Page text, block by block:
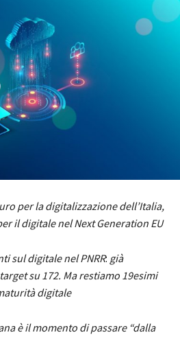
per la digitalizzazione dell’Italia,
il digitale nelNext Generation EU
sul digitale nel PNRR: già
su 172. Ma restiamo 19esimi
digitale
è il momento di passare “dalla